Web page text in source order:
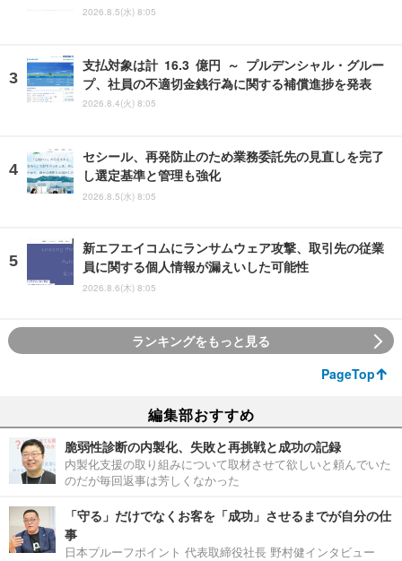
2026.8.5(水) 8:05
支払対象は計 16.3 億円 ～ プルデンシャル・グルー
プ、社員の不適切金銭行為に関する補償進捗を発表
2026.8.4(火) 8:05
セシール、再発防止のため業務委託先の見直しを完了
し選定基準と管理も強化
2026.8.5(水) 8:05
新エフエイコムにランサムウェア攻撃、取引先の従業
員に関する個人情報が漏えいした可能性
2026.8.6(木) 8:05
ランキングをもっと見る
PageTop
編集部おすすめ
脆弱性診断の内製化、失敗と再挑戦と成功の記録
内製化支援の取り組みについて取材させて欲しいと頼んでいた
のだが毎回返事は芳しくなかった
「守る」だけでなくお客を「成功」させるまでが自分の仕
事
日本プルーフポイント 代表取締役社長 野村健インタビュー